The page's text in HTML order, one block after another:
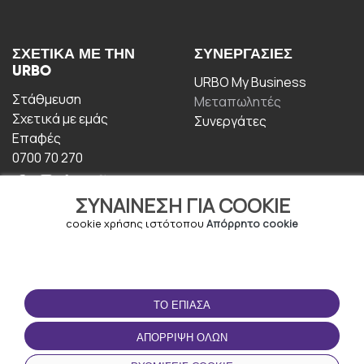
ΣΥΝΑΊΝΕΣΗ ΓΙΑ COOKIE
cookie χρήσης ιστότοπου Απόρρητο cookie
ΤΟ ΈΠΙΑΣΑ
ΑΠΌΡΡΙΨΗ ΌΛΩΝ
ΣΧΕΤΙΚΆ ΜΕ ΤΗΝ
URBO
Στάθμευση
Σχετικά με εμάς
Επαφές
0700 70 270
ΣΥΝΕΡΓΑΣΊΕΣ
URBO My Business
Μεταπωλητές
Συνεργάτες
ΟΡΟΙ ΧΡΉΣΗΣ
Οροι και Προϋποθέσεις
Πολιτική απορρήτου
ΚΑΤΕΒΆΣΤΕ ΤΗΝ
ΕΦΑΡΜΟΓΉ